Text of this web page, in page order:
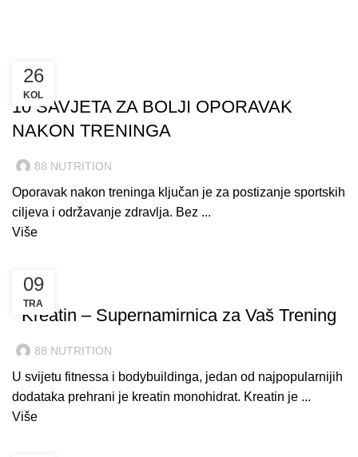
26
KOL
TRENING
10 SAVJETA ZA BOLJI OPORAVAK
NAKON TRENINGA
88 NUTRITION
Oporavak nakon treninga ključan je za postizanje sportskih
ciljeva i održavanje zdravlja. Bez ...
Više
09
TRA
TRENING
Kreatin – Supernamirnica za Vaš Trening
88 NUTRITION
U svijetu fitnessa i bodybuildinga, jedan od najpopularnijih
dodataka prehrani je kreatin monohidrat. Kreatin je ...
Više